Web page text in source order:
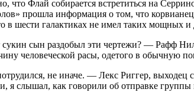
что Флай собирается встретиться на
прошла информация о том, что
в шести галактиках не имел таких мощных
сукин сын раздобыл эти чертежи? — Рафф
человеческой расы, одетого в обычную
не иначе. — Лекс Риггер,
я слышал, как говорили об отправке группы